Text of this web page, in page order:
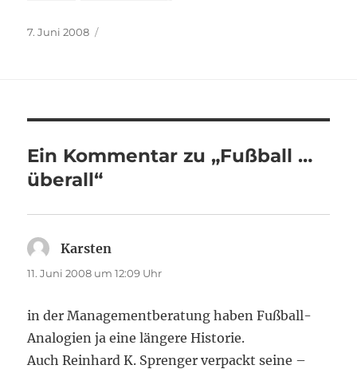
Veröffentlicht
7. Juni 2008
Ein Kommentar zu „Fußball …
überall“
Karsten
11. Juni 2008 um 12:09 Uhr
in der Managementberatung haben Fußball-
Analogien ja eine längere Historie.
Auch Reinhard K. Sprenger verpackt seine –